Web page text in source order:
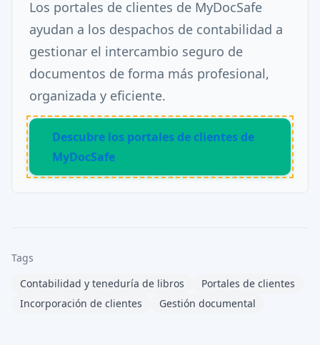
Los portales de clientes de MyDocSafe
ayudan a los despachos de contabilidad a
gestionar el intercambio seguro de
documentos de forma más profesional,
organizada y eficiente.
Descubre los portales de clientes de
MyDocSafe
Tags
Contabilidad y teneduría de libros
Portales de clientes
Incorporación de clientes
Gestión documental